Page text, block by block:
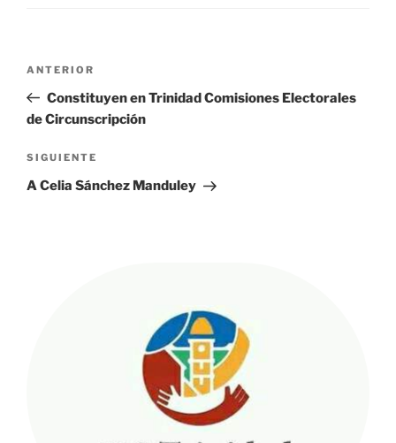
entradas
Entrada
anterior:
ANTERIOR
Constituyen en Trinidad Comisiones Electorales
de Circunscripción
Siguiente
entrada
SIGUIENTE
A Celia Sánchez Manduley